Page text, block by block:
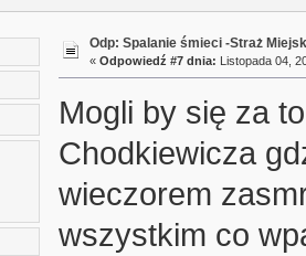
Odp: Spalanie śmieci -Straż
« Odpowiedź #7 dnia: Listopada 04,
Mogli by się za
Chodkiewicza
wieczorem
wszystkim co